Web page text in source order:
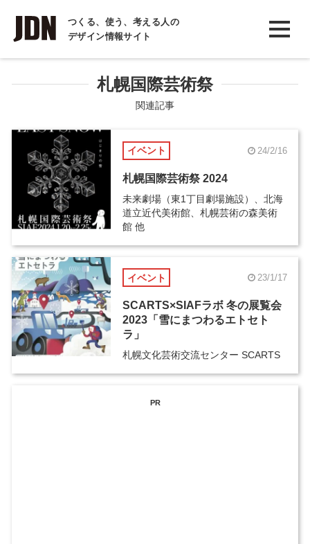
つくる、使う、考える人の
デザイン情報サイト
INTERVIEW
インタビュー
REPORT
COLUMN
コラム
札幌国際芸術祭
関連記事
イベント 24/2/16
札幌国際芸術祭 2024
未来劇場（東1丁目劇場施設）、北海
道立近代美術館、札幌芸術の森美術
館 他
イベント 23/1/17
SCARTS×SIAFラボ 冬の展覧会
2023「雪にまつわるエトセト
ラ」
札幌文化芸術交流センター SCARTS
PR